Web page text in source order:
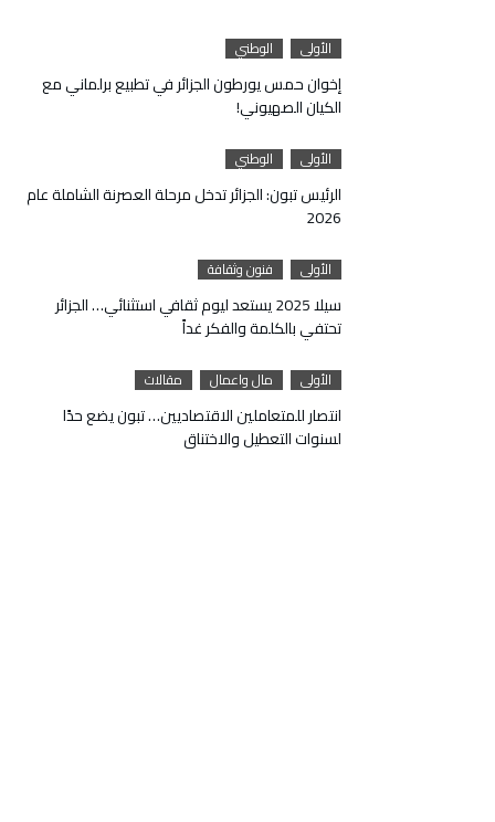
الأولى الوطني
إخوان حمس يورطون الجزائر في تطبيع برلماني مع
الكيان الصهيوني!
الأولى الوطني
الرئيس تبون: الجزائر تدخل مرحلة العصرنة الشاملة عام
2026
الأولى فنون وثقافة
سيلا 2025 يستعد ليوم ثقافي استثنائي… الجزائر
تحتفي بالكلمة والفكر غداً
الأولى مال واعمال مقالات
انتصار للمتعاملين الاقتصاديين… تبون يضع حدًا
لسنوات التعطيل والاختناق